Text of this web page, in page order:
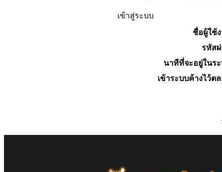
เข้าสู่ระบบ
ชื่อผู้ใช้
รหัส
นาทีที่จะอยู่ในร
เข้าระบบค้างไว้ต